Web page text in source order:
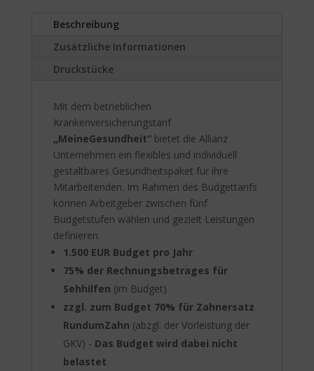
Beschreibung
Zusätzliche Informationen
Druckstücke
Mit dem betrieblichen
Krankenversicherungstarif
„MeineGesundheit“bietet die Allianz
Unternehmen ein flexibles und individuell
gestaltbares Gesundheitspaket für ihre
Mitarbeitenden. Im Rahmen des Budgettarifs
können Arbeitgeber zwischen fünf
Budgetstufen wählen und gezielt Leistungen
definieren.
1.500 EUR Budget pro Jahr
75% der Rechnungsbetrages für
Sehhilfen (im Budget)
zzgl. zum Budget 70% für Zahnersatz
RundumZahn (abzgl. der Vorleistung der
GKV) - Das Budget wird dabei nicht
belastet